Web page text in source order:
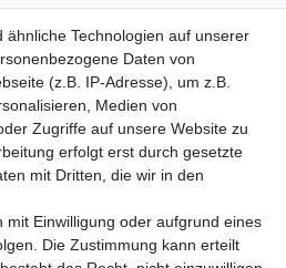
ähnliche Technologien auf unserer
Daten von
(z.B. IP-Adresse), um z.B.
Medien von
Zugriffe auf unsere Website zu
erfolgt erst durch gesetzte
mit Dritten, die wir in den
mit Einwilligung oder aufgrund eines
Die Zustimmung kann erteilt